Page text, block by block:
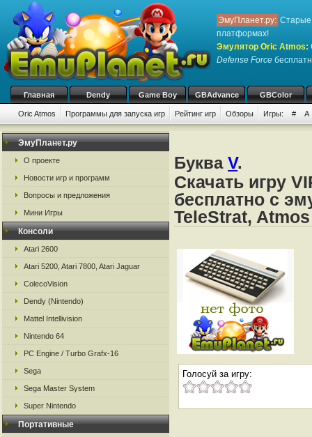
ЭмуПланет.ру: Старые
платформах!
Эмулятор Oric Atmos:
Defense Force
Главная Dendy Game Boy GBAdvance GBColor
Oric Atmos Программы для запуска игр Рейтинг игр Обзоры Игры: # A
ЭмуПланет.ру
О проекте
Новости игр и программ
Вопросы и предложения
Мини Игры
Консоли
Atari 2600
Atari 5200, Atari 7800, Atari Jaguar
ColecoVision
Dendy (Nintendo)
Mattel Intellivision
Nintendo 64
PC Engine / Turbo Grafx-16
Sega
Sega Master System
Super Nintendo
Портативные
Буква V.
Скачать игру
бесплатно с
TeleStrat, Atmos
Голосуй за игру: